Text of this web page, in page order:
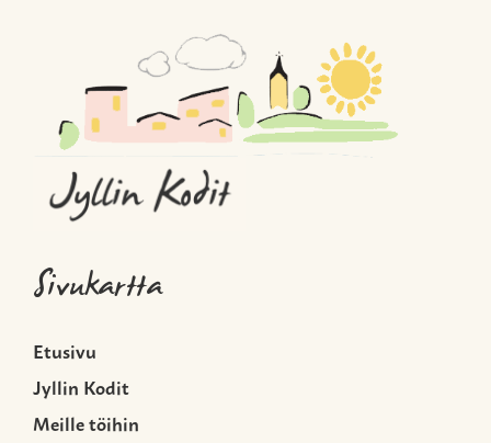
Sivukartta
Etusivu
Jyllin Kodit
Meille töihin